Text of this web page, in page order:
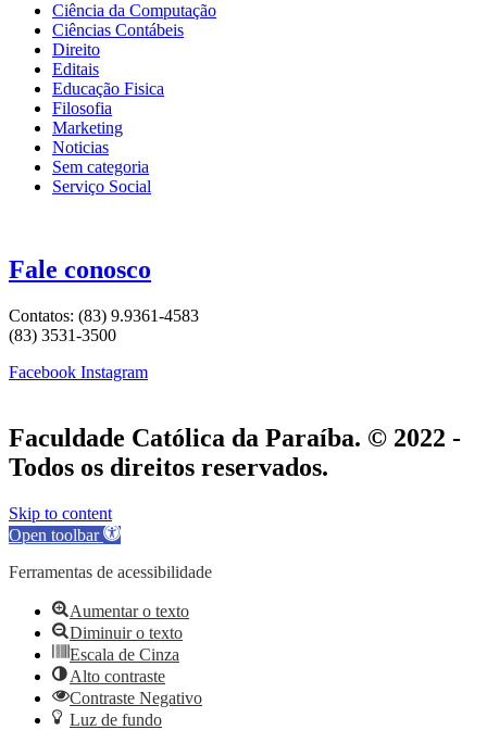
Ciência da Computação
Ciências Contábeis
Direito
Editais
Educação Fisica
Filosofia
Marketing
Noticias
Sem categoria
Serviço Social
Fale conosco
Contatos: (83) 9.9361-4583
(83) 3531-3500
Facebook Instagram
Faculdade Católica da Paraíba. © 2022 -
Todos os direitos reservados.
Skip to content
Open toolbar
Ferramentas de acessibilidade
Aumentar o texto
Diminuir o texto
Escala de Cinza
Alto contraste
Contraste Negativo
Luz de fundo